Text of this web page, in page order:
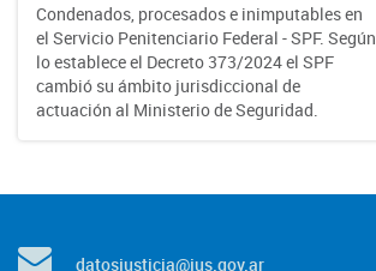
Condenados, procesados e inimputables en
el Servicio Penitenciario Federal - SPF. Según
lo establece el Decreto 373/2024 el SPF
cambió su ámbito jurisdiccional de
actuación al Ministerio de Seguridad.
datosjusticia@jus.gov.ar